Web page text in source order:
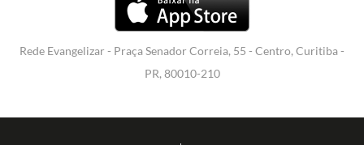
Rede Evangelizar - Praça Senador Correia, 55 - Centro, Curitiba -
PR, 80010-210